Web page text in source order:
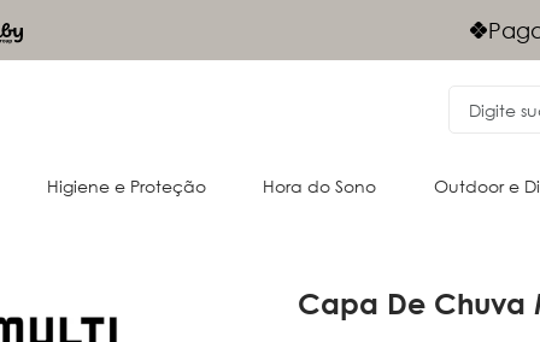
Via PIX - 10% desconto
Frete
Higiene e Proteção Hora do Sono Outdoor e
Capa De Chuva